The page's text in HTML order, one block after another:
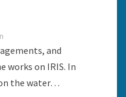
and
works on IRIS. In
the water…